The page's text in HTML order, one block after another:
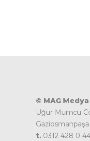
© MAG Medya
Uğur Mumcu
t. 0312 428 0